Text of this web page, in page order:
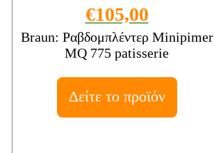
€105,00
Braun: Ραβδομπλέντερ Minipimer
MQ 775 patisserie
Δείτε το προϊόν